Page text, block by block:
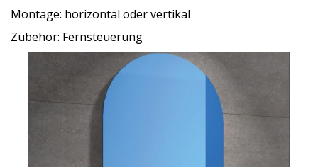
Montage: horizontal oder vertikal
Zubehör: Fernsteuerung